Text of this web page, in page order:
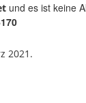
und es ist keine
2021.